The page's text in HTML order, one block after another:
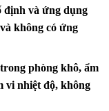
định và ứng dụng
không có ứng
phòng khô, ẩm
vi nhiệt độ, không